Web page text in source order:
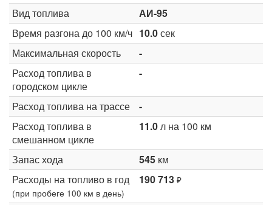
Вид топлива
АИ-95
Время разгона до 100 км/ч 10.0сек
Максимальная скорость
-
Расход топлива в
городском цикле
-
Расход топлива на трассе
-
Расход топлива в
смешанном цикле
11.0л на 100 км
Запас хода 545 км
Расходы на топливо в год
(при пробеге 100 км в день)
190 713 ₽